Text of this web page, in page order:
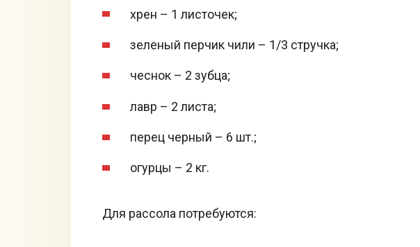
хрен – 1 листочек;
зеленый перчик чили – 1/3 стручка;
чеснок – 2 зубца;
лавр – 2 листа;
перец черный – 6 шт.;
огурцы – 2 кг.
Для рассола потребуются: